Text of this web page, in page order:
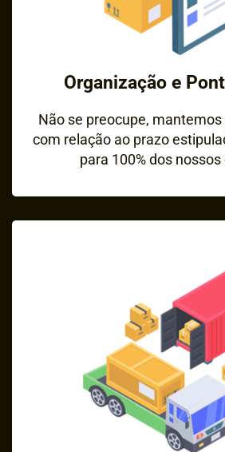
Organização e
Não se preocupe,
com relação ao prazo
para 100% dos